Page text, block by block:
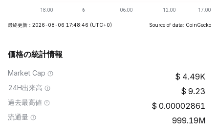
最終更新：2026-08-06 17:48:46 (UTC+0) Source of data: CoinGecko
価格の統計情報
Market Cap 4.49K
24H出来高 9.23
過去最高値 0.00002861
流通量 999.19M